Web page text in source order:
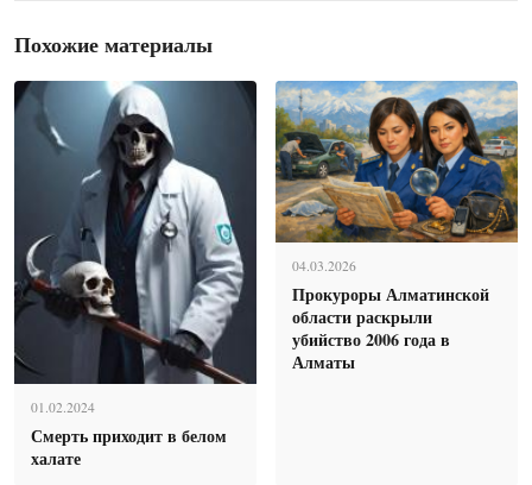
Похожие материалы
01.02.2024
Смерть приходит в белом
халате
04.03.2026
Прокуроры Алматинской
области раскрыли
убийство 2006 года в
Алматы